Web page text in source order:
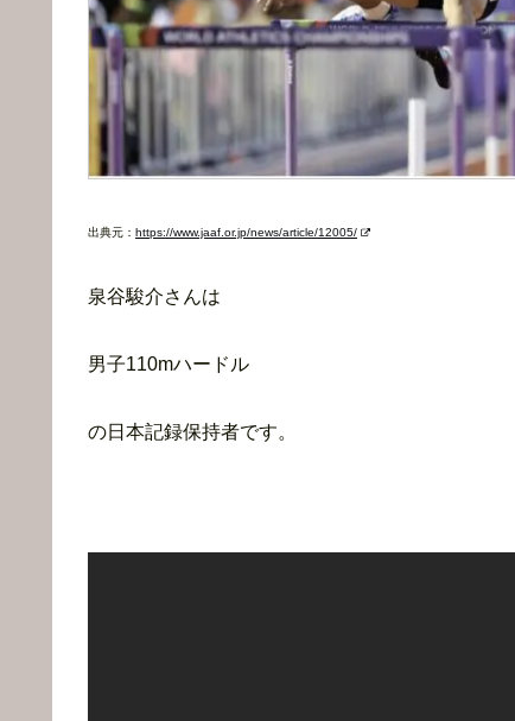
出典元： https://www.jaaf.or.jp/news/article/12005/
泉谷駿介さんは
男子110mハードル
の日本記録保持者です。